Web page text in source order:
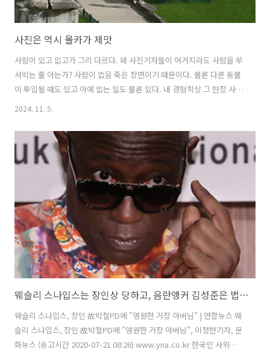
사진은 역시 몰카가 제맛
사람이 있고 없고가 그리 다르다. 왜 사진기자들이 어거지라도 사람을 쑤
셔박는 줄 아는가? 사람이 없음 죽은 장면이기 때문이다. 물론 다른 동물
이 투입될 때도 있고 아예 없는 일도 물론 있다. 내 경험칙상 그 현장 사진
이 가장 맘에 들 때는 저와 같은 몰카다. 물론 저도 초상권 문제를 걸려면
뿐더러 실제 초상권은 보호하려 했다. 암튼 내가 맘에 드는 내 사진 중 한
것이다. 십수년 전 충주 미륵원사지인가다.
2024. 11. 5.
웨슬리 스나입스는 장인상 당하고, 음란앵커 김성준은 법정에
웨슬리 스나입스, 장인 故박철PD에 "영원한 거장 아버님" | 연합뉴스 웨
슬리 스나입스, 장인 故박철PD에 "영원한 거장 아버님", 이정현기자, 문
화뉴스 (송고시간 2020-07-21 08:26) www.yna.co.kr 한국인 사위가